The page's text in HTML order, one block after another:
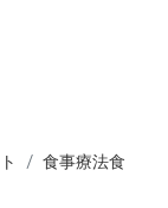
食事療法食